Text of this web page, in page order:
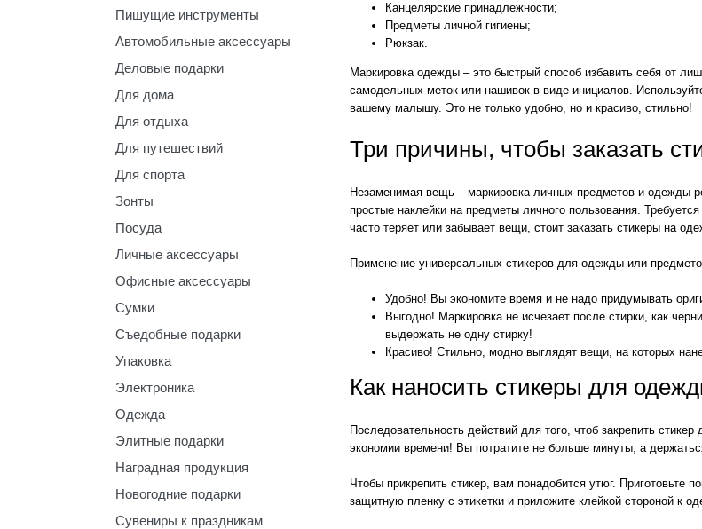
Пишущие инструменты
Автомобильные аксессуары
Деловые подарки
Для дома
Для отдыха
Для путешествий
Для спорта
Зонты
Посуда
Личные аксессуары
Офисные аксессуары
Сумки
Съедобные подарки
Упаковка
Электроника
Одежда
Элитные подарки
Наградная продукция
Новогодние подарки
Сувениры к праздникам
Канцелярские принадлежности;
Предметы личной гигиены;
Рюкзак.
Маркировка одежды – это быстрый способ избавить себя от
самодельных меток или нашивок в виде инициалов.
вашему малышу. Это не только удобно, но и красиво, стильно!
Три причины, чтобы заказать
Незаменимая вещь – маркировка личных предметов и одежды
простые наклейки на предметы личного пользования.
часто теряет или забывает вещи, стоит заказать стикеры на
Применение универсальных стикеров для одежды или
Удобно! Вы экономите время и не надо придумывать
Выгодно! Маркировка не исчезает после стирки, как
выдержать не одну стирку!
Красиво! Стильно, модно выглядят вещи, на которых
Как наносить стикеры для
Последовательность действий для того, чтоб закрепить
экономии времени! Вы потратите не больше минуты, а
Чтобы прикрепить стикер, вам понадобится утюг. Приготовьте
защитную пленку с этикетки и приложите клейкой стороной к